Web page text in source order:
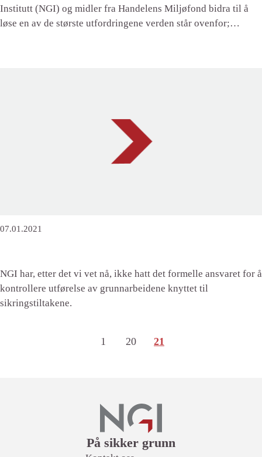
Institutt (NGI) og midler fra Handelens Miljøfond bidra til å
løse en av de største utfordringene verden står ovenfor;
07.01.2021
NGI har, etter det vi vet nå, ikke hatt det formelle ansvaret for å
kontrollere utførelse av grunnarbeidene knyttet til
sikringstiltakene.
Side
1(Første side)
Side
20 21
På sikker grunn
Lenker